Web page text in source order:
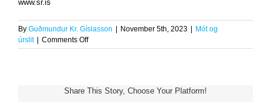
www.sr.is
By Guðmundur Kr. Gíslasson | November 5th, 2023 | Mót og
úrslit | Comments Offon
Jórunn
í
Share This Story, Choose Your Platform!